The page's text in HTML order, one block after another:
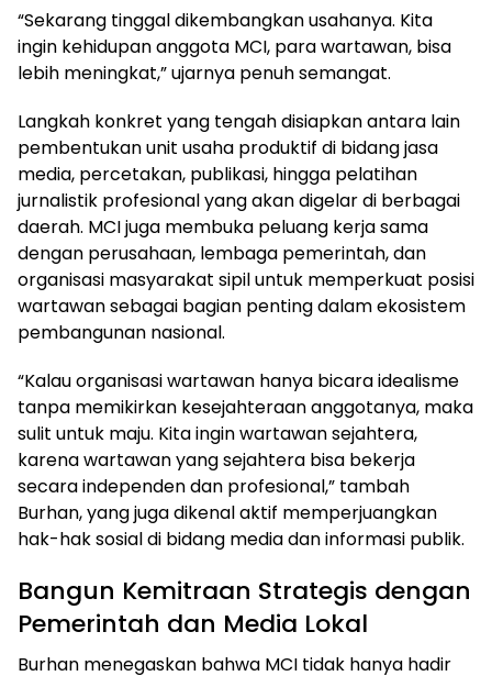
“Sekarang tinggal dikembangkan usahanya. Kita
ingin kehidupan anggota MCI, para wartawan, bisa
lebih meningkat,” ujarnya penuh semangat.
Langkah konkret yang tengah disiapkan antara lain
pembentukan unit usaha produktif di bidang jasa
media, percetakan, publikasi, hingga pelatihan
jurnalistik profesional yang akan digelar di berbagai
daerah. MCI juga membuka peluang kerja sama
dengan perusahaan, lembaga pemerintah, dan
organisasi masyarakat sipil untuk memperkuat posisi
wartawan sebagai bagian penting dalam ekosistem
pembangunan nasional.
“Kalau organisasi wartawan hanya bicara idealisme
tanpa memikirkan kesejahteraan anggotanya, maka
sulit untuk maju. Kita ingin wartawan sejahtera,
karena wartawan yang sejahtera bisa bekerja
secara independen dan profesional,” tambah
Burhan, yang juga dikenal aktif memperjuangkan
hak-hak sosial di bidang media dan informasi publik.
Bangun Kemitraan Strategis dengan
Pemerintah dan Media Lokal
Burhan menegaskan bahwa MCI tidak hanya hadir